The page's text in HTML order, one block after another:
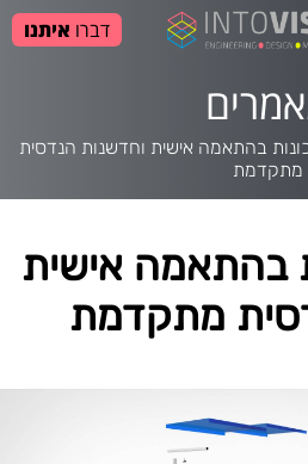
דברו איתנו
בהתאמה אישית וחדשנות הנדסית
מתקדמת
בהתאמה אישית
מתקדמת